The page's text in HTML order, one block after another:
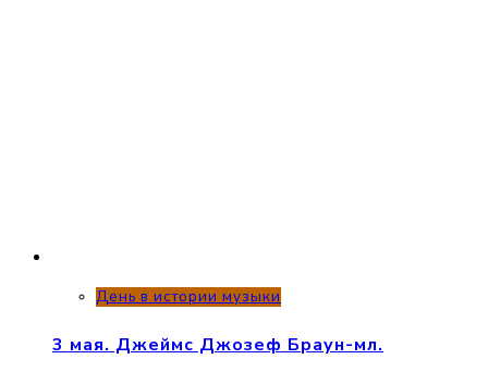
День в истории музыки
3 мая. Джеймс Джозеф Браун-мл.